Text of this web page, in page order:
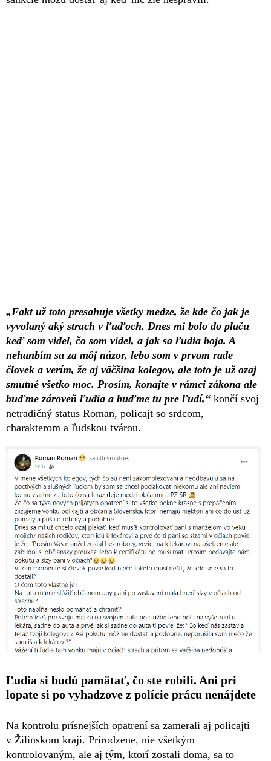
„Fakt už toto presahuje všetky medze, že kde čo jak je
vyvolaný aký strach v ľuďoch. Dnes mi bolo do plaču
keď som videl, čo som videl, a jak sa ľudia boja. A
nehanbím sa za môj názor, lebo som v prvom rade
človek a verím, že aj väčšina kolegov, ale toto je už ozaj
smutné všetko moc. Prosím, konajte v rámci zákona ale
buďme zároveň ľudia a buďme tu pre ľudí,“ končí svoj
netradičný status Roman, policajt so srdcom,
charakterom a ľudskou tvárou.
Ľudia si budú pamätať, čo ste robili. Ani pri
lopate si po vyhadzove z polície prácu nenájdete
Na kontrolu prísnejších opatrení sa zamerali aj policajti
v Žilinskom kraji. Prirodzene, nie všetkým
kontrolovaným, ale aj tým, ktorí zostali doma, sa to